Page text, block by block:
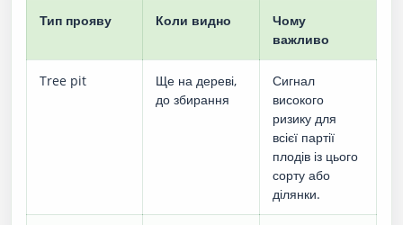
Тип прояву Коли видно
Чому
важливо
Tree pit
Ще на дереві,
до збирання
Сигнал
високого
ризику для
всієї партії
плодів із цього
сорту або
ділянки.